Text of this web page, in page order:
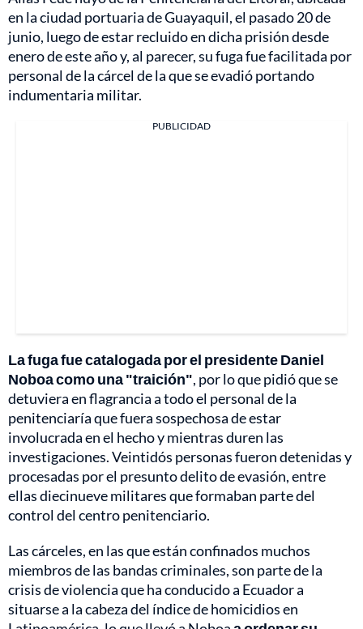
en la ciudad portuaria de Guayaquil, el pasado 20 de
junio, luego de estar recluido en dicha prisión desde
enero de este año y, al parecer, su fuga fue facilitada por
personal de la cárcel de la que se evadió portando
indumentaria militar.
PUBLICIDAD
La fuga fue catalogada por el presidente Daniel
Noboa como una "traición", por lo que pidió que se
detuviera en flagrancia a todo el personal de la
penitenciaría que fuera sospechosa de estar
involucrada en el hecho y mientras duren las
investigaciones. Veintidós personas fueron detenidas y
procesadas por el presunto delito de evasión, entre
ellas diecinueve militares que formaban parte del
control del centro penitenciario.
Las cárceles, en las que están confinados muchos
miembros de las bandas criminales, son parte de la
crisis de violencia que ha conducido a Ecuador a
situarse a la cabeza del índice de homicidios en